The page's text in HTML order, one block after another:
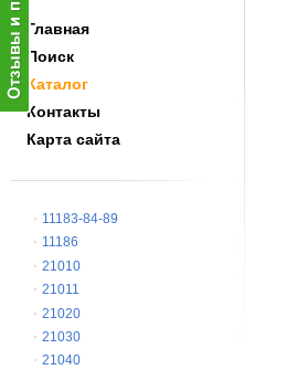
Главная
Поиск
Каталог
Контакты
Карта сайта
11183-84-89
11186
21010
21011
21020
21030
21040